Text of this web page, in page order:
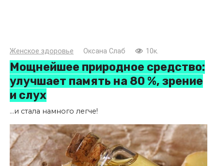
Женское здоровье Оксана Слаб 10к.
Мощнейшее природное средство:
улучшает память на 80 %, зрение
и слух
...и стала намного легче!